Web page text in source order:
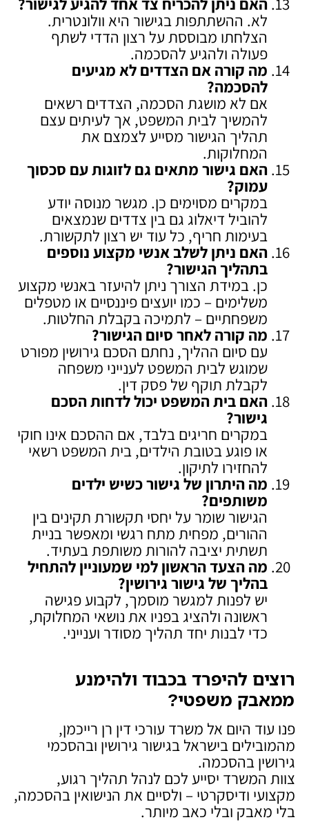
לא. ההשתתפות בגישור היא וולונטרית.
הצלחתו מבוססת על רצון הדדי לשתף
פעולה ולהגיע להסכמה.
מה קורה אם הצדדים לא מגיעים
להסכמה?
אם לא מושגת הסכמה, הצדדים רשאים
להמשיך לבית המשפט, אך לעיתים עצם
תהליך הגישור מסייע לצמצם את
המחלוקות.
האם גישור מתאים גם לזוגות עם סכסוך
עמוק?
במקרים מסוימים כן. מגשר מנוסה יודע
להוביל דיאלוג גם בין צדדים שנמצאים
בעימות חריף, כל עוד יש רצון לתקשורת.
האם ניתן לשלב אנשי מקצוע נוספים
בתהליך הגישור?
כן. במידת הצורך ניתן להיעזר באנשי מקצוע
משלימים – כמו יועצים פיננסיים או מטפלים
משפחתיים – לתמיכה בקבלת החלטות.
מה קורה לאחר סיום הגישור?
עם סיום ההליך, נחתם הסכם גירושין מפורט
שמוגש לבית המשפט לענייני משפחה
לקבלת תוקף של פסק דין.
האם בית המשפט יכול לדחות הסכם
גישור?
במקרים חריגים בלבד, אם ההסכם אינו חוקי
או פוגע בטובת הילדים, בית המשפט רשאי
להחזירו לתיקון.
מה היתרון של גישור כשיש ילדים
משותפים?
הגישור שומר על יחסי תקשורת תקינים בין
ההורים, מפחית מתח רגשי ומאפשר בניית
תשתית יציבה להורות משותפת בעתיד.
מה הצעד הראשון למי שמעוניין להתחיל
בהליך של גישור גירושין?
יש לפנות למגשר מוסמך, לקבוע פגישה
ראשונה ולהציג בפניו את נושאי המחלוקת,
כדי לבנות יחד תהליך מסודר וענייני.
רוצים להיפרד בכבוד ולהימנע
ממאבק משפטי?
פנו עוד היום אל משרד עורכי דין רן רייכמן,
מהמובילים בישראל בגישור גירושין ובהסכמי
גירושין בהסכמה.
צוות המשרד יסייע לכם לנהל תהליך רגוע,
מקצועי ודיסקרטי – ולסיים את הנישואין בהסכמה,
בלי מאבק ובלי כאב מיותר.